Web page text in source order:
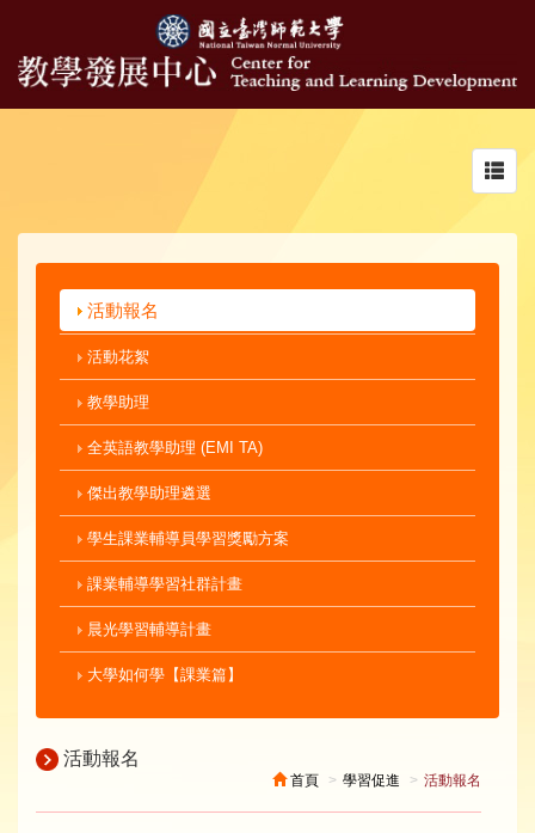
活動報名
活動花絮
教學助理
全英語教學助理 (EMI TA)
傑出教學助理遴選
學生課業輔導員學習獎勵方案
課業輔導學習社群計畫
晨光學習輔導計畫
大學如何學【課業篇】
活動報名
首頁 學習促進 活動報名